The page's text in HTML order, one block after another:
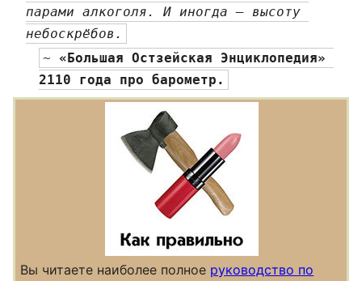
парами алкоголя. И иногда — высоту
небоскрёбов.
~ «Большая Остзейская Энциклопедия»
2110 года про барометр.
Вы читаете наиболее полное руководство по